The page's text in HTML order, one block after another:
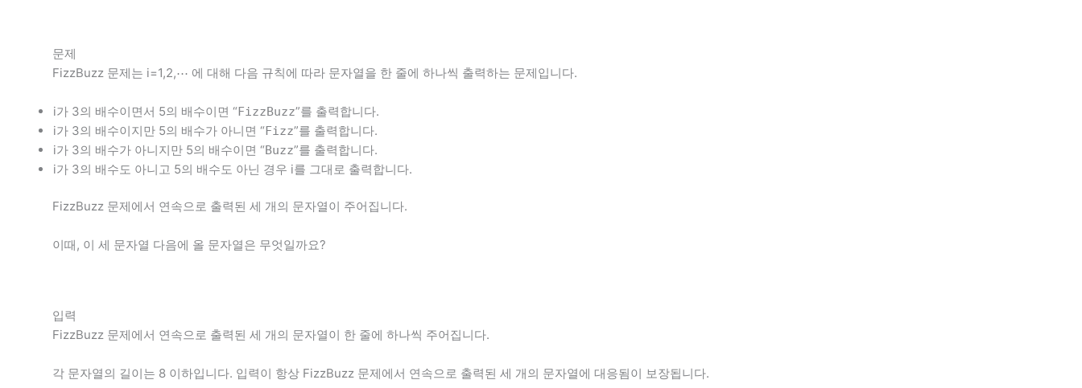
문제
FizzBuzz 문제는 i=1,2,⋯ 에 대해 다음 규칙에 따라 문자열을 한 줄에 하나씩 출력하는 문제입니다.
i가 3의 배수이면서 5의 배수이면 “FizzBuzz”를 출력합니다.
i가 3의 배수이지만 5의 배수가 아니면 “Fizz”를 출력합니다.
i가 3의 배수가 아니지만 5의 배수이면 “Buzz”를 출력합니다.
i가 3의 배수도 아니고 5의 배수도 아닌 경우 i를 그대로 출력합니다.
FizzBuzz 문제에서 연속으로 출력된 세 개의 문자열이 주어집니다.
이때, 이 세 문자열 다음에 올 문자열은 무엇일까요?
입력
FizzBuzz 문제에서 연속으로 출력된 세 개의 문자열이 한 줄에 하나씩 주어집니다.
각 문자열의 길이는 8 이하입니다. 입력이 항상 FizzBuzz 문제에서 연속으로 출력된 세 개의 문자열에 대응됨이 보장됩니다.